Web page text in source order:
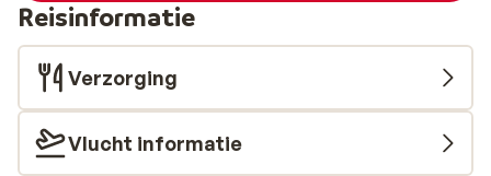
Reisinformatie
Verzorging
Vlucht informatie